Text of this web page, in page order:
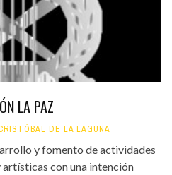
LA PAZ
DE LA LAGUNA
y fomento de actividades
con una intención